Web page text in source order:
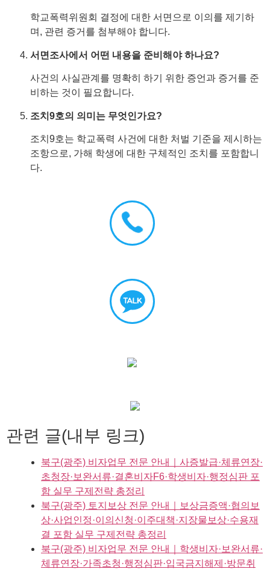
학교폭력위원회 결정에 대한 서면으로 이의를 제기하
며, 관련 증거를 첨부해야 합니다.
서면조사에서 어떤 내용을 준비해야 하나요?
사건의 사실관계를 명확히 하기 위한 증언과 증거를 준
비하는 것이 필요합니다.
조치9호의 의미는 무엇인가요?
조치9호는 학교폭력 사건에 대한 처벌 기준을 제시하는
조항으로, 가해 학생에 대한 구체적인 조치를 포함합니
다.
관련 글(내부 링크)
북구(광주) 비자업무 전문 안내｜사증발급·체류연장·
초청장·보완서류·결혼비자F6·학생비자·행정심판 포
함 실무 구제전략 총정리
북구(광주) 토지보상 전문 안내｜보상금증액·협의보
상·사업인정·이의신청·이주대책·지장물보상·수용재
결 포함 실무 구제전략 총정리
북구(광주) 비자업무 전문 안내｜학생비자·보완서류·
체류연장·가족초청·행정심판·입국금지해제·방문취